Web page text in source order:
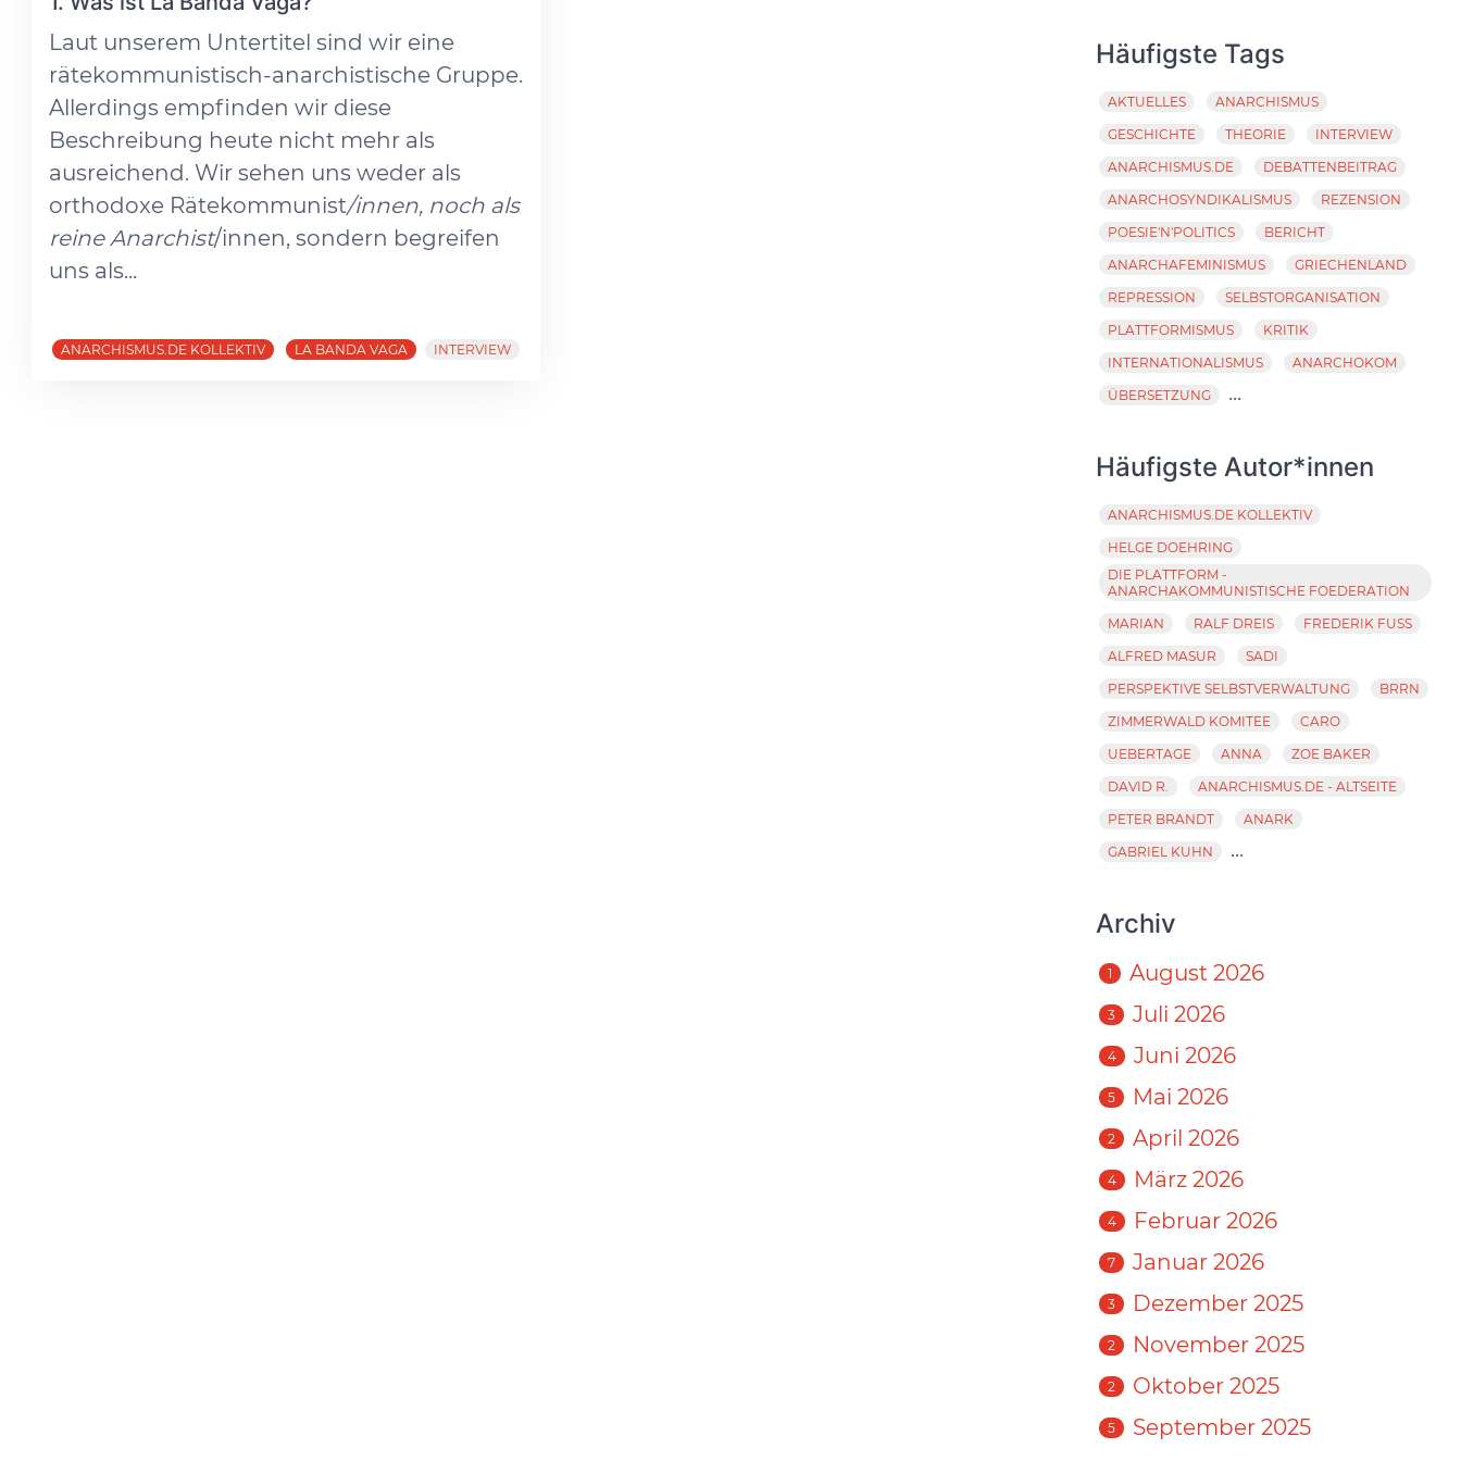
Laut unserem Untertitel sind wir eine
rätekommunistisch-anarchistische Gruppe.
Allerdings empfinden wir diese
Beschreibung heute nicht mehr als
ausreichend. Wir sehen uns weder als
orthodoxe Rätekommunist/innen, noch als
reine Anarchist/innen, sondern begreifen
uns als...
ANARCHISMUS.DE KOLLEKTIV LA BANDA VAGA INTERVIEW
Häufigste Tags
AKTUELLES
ANARCHISMUS
GESCHICHTE
THEORIE
INTERVIEW
ANARCHISMUS.DE
DEBATTENBEITRAG
ANARCHOSYNDIKALISMUS
REZENSION
POESIE'N'POLITICS
BERICHT
ANARCHAFEMINISMUS
GRIECHENLAND
REPRESSION
SELBSTORGANISATION
PLATTFORMISMUS
KRITIK
INTERNATIONALISMUS
ANARCHOKOM
ÜBERSETZUNG
...
Häufigste Autor*innen
ANARCHISMUS.DE KOLLEKTIV
HELGE DOEHRING
DIE PLATTFORM -
ANARCHAKOMMUNISTISCHE FOEDERATION
MARIAN
RALF DREIS
FREDERIK FUSS
ALFRED MASUR
SADI
PERSPEKTIVE SELBSTVERWALTUNG
BRRN
ZIMMERWALD KOMITEE
CARO
UEBERTAGE
ANNA
ZOE BAKER
DAVID R.
ANARCHISMUS.DE - ALTSEITE
PETER BRANDT
ANARK
GABRIEL KUHN
...
Archiv
1 August 2026
3 Juli 2026
4 Juni 2026
5 Mai 2026
2 April 2026
4 März 2026
4 Februar 2026
7 Januar 2026
3 Dezember 2025
2 November 2025
2 Oktober 2025
5 September 2025